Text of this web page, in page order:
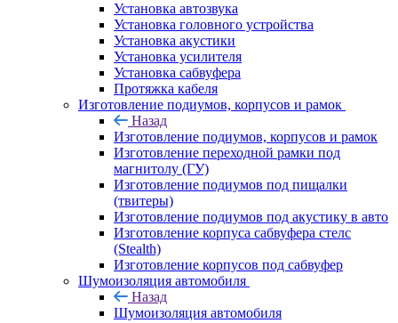
Установка автозвука
Установка головного устройства
Установка акустики
Установка усилителя
Установка сабвуфера
Протяжка кабеля
Изготовление подиумов, корпусов и рамок
Назад
Изготовление подиумов, корпусов и рамок
Изготовление переходной рамки под
магнитолу (ГУ)
Изготовление подиумов под пищалки
(твитеры)
Изготовление подиумов под акустику в авто
Изготовление корпуса сабвуфера стелс
(Stealth)
Изготовление корпусов под сабвуфер
Шумоизоляция автомобиля
Назад
Шумоизоляция автомобиля